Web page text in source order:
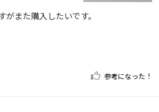
また購入したいです。
参考になった！